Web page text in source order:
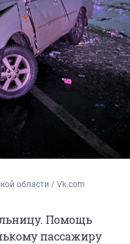
области / Vk.com
Помощь
пассажиру